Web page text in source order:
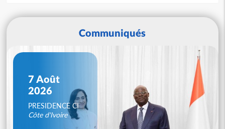
Communiqués
7 Août
2026
PRESIDENCE CI
Côte d'Ivoire